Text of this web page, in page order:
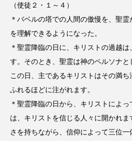
（使徒２・１～４）
＊バベルの塔での人間の傲慢を、聖
を理解できるようになった。
＊聖霊降臨の日に、キリストの過越
す。そのとき、聖霊は神のペルソナと
この日、主であるキリストはその満
ふれるほどに注がれます。
＊聖霊降臨の日から、キリストによ
は、キリストを信じる人々に開かれ
さを持ちながら、信仰によって三位一